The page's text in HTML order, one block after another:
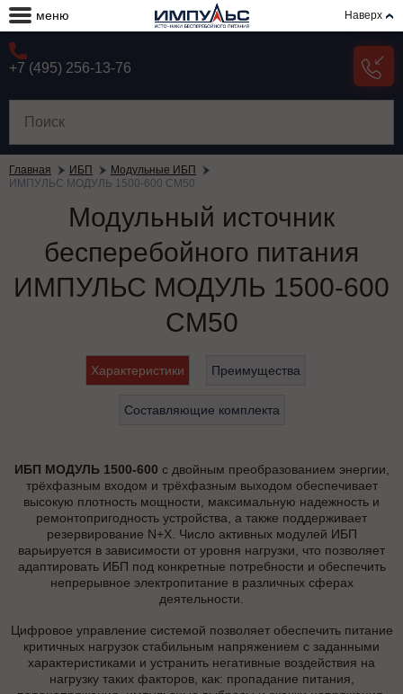
меню Наверх
+7 (495) 256-13-76
Главная ИБП
Модульные ИБП
ИМПУЛЬС МОДУЛЬ 1500-600 СМ50
Модульный источник
бесперебойного питания
ИМПУЛЬС МОДУЛЬ 1500-600
СМ50
Характеристики Преимущества
Составляющие комплекта
ИБП МОДУЛЬ 1500-600 с двойным преобразованием энергии,
трёхфазным входом и трёхфазным выходом обеспечивает
высокую плотность мощности, максимальную надежность и
ремонтопригодность устройства, а также поддерживает
резервирование N+X. Число активных модулей ИБП
варьируется в зависимости от уровня нагрузки, что позволяет
адаптировать ИБП под конкретные потребности и обеспечить
непрерывное электропитание в различных сферах
деятельности.
Цифровое управление системой позволяет обеспечить питание
критичных нагрузок стабильным напряжением с заданными
характеристиками и устранить негативные воздействия на
нагрузку таких факторов, как: пропадание питания,